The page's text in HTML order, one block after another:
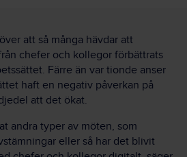
att så många hävdar att
chefer och kollegor förbättrats
Färre än var tionde anser
haft en negativ påverkan på
att det ökat.
andra typer av möten, som
eller så har det blivit